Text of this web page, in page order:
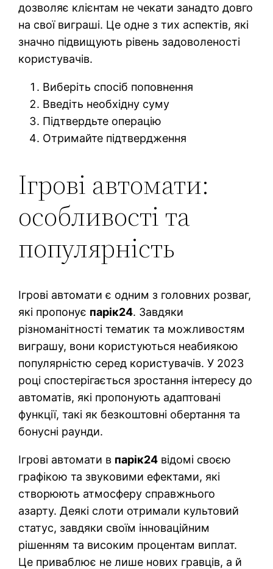
дозволяє клієнтам не чекати занадто довго
на свої виграші. Це одне з тих аспектів, які
значно підвищують рівень задоволеності
користувачів.
Виберіть спосіб поповнення
Введіть необхідну суму
Підтвердьте операцію
Отримайте підтвердження
Ігрові автомати:
особливості та
популярність
Ігрові автомати є одним з головних розваг,
які пропонує парік24. Завдяки
різноманітності тематик та можливостям
виграшу, вони користуються неабиякою
популярністю серед користувачів. У 2023
році спостерігається зростання інтересу до
автоматів, які пропонують адаптовані
функції, такі як безкоштовні обертання та
бонусні раунди.
Ігрові автомати в парік24 відомі своєю
графікою та звуковими ефектами, які
створюють атмосферу справжнього
азарту. Деякі слоти отримали культовий
статус, завдяки своїм інноваційним
рішенням та високим процентам виплат.
Це приваблює не лише нових гравців, а й